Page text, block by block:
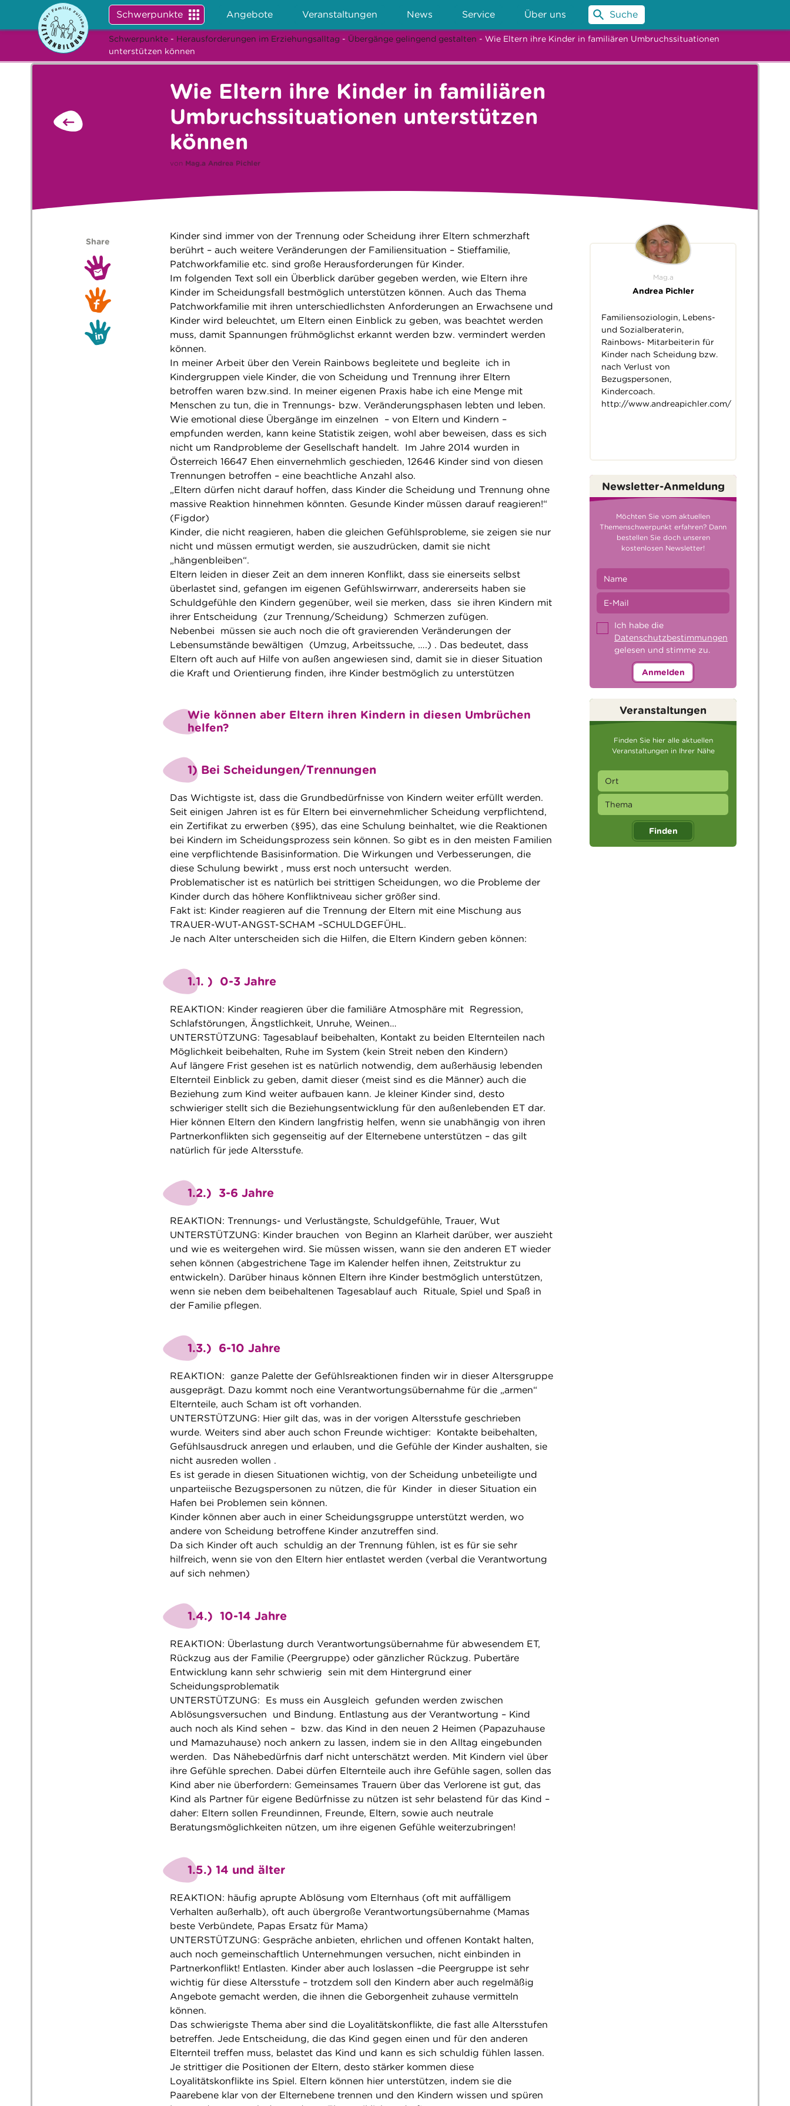
Schwerpunkte Angebote Veranstaltungen News Service Über uns Suche
Schwerpunkte - Herausforderungen im Erziehungsalltag - Übergänge gelingend gestalten - Wie Eltern ihre Kinder in familiären Umbruchssituationen
unterstützen können
Wie Eltern ihre Kinder in familiären
Umbruchssituationen unterstützen
können
von Mag.a Andrea Pichler
Kinder sind immer von der Trennung oder Scheidung ihrer Eltern schmerzhaft
berührt – auch weitere Veränderungen der Familiensituation – Stieffamilie,
Patchworkfamilie etc. sind große Herausforderungen für Kinder.
Im folgenden Text soll ein Überblick darüber gegeben werden, wie Eltern ihre
Kinder im Scheidungsfall bestmöglich unterstützen können. Auch das Thema
Patchworkfamilie mit ihren unterschiedlichsten Anforderungen an Erwachsene und
Kinder wird beleuchtet, um Eltern einen Einblick zu geben, was beachtet werden
muss, damit Spannungen frühmöglichst erkannt werden bzw. vermindert werden
können.
In meiner Arbeit über den Verein Rainbows begleitete und begleite ich in
Kindergruppen viele Kinder, die von Scheidung und Trennung ihrer Eltern
betroffen waren bzw.sind. In meiner eigenen Praxis habe ich eine Menge mit
Menschen zu tun, die in Trennungs- bzw. Veränderungsphasen lebten und leben.
Wie emotional diese Übergänge im einzelnen – von Eltern und Kindern –
empfunden werden, kann keine Statistik zeigen, wohl aber beweisen, dass es sich
nicht um Randprobleme der Gesellschaft handelt. Im Jahre 2014 wurden in
Österreich 16647 Ehen einvernehmlich geschieden, 12646 Kinder sind von diesen
Trennungen betroffen – eine beachtliche Anzahl also.
„Eltern dürfen nicht darauf hoffen, dass Kinder die Scheidung und Trennung ohne
massive Reaktion hinnehmen könnten. Gesunde Kinder müssen darauf reagieren!“
(Figdor)
Kinder, die nicht reagieren, haben die gleichen Gefühlsprobleme, sie zeigen sie nur
nicht und müssen ermutigt werden, sie auszudrücken, damit sie nicht
„hängenbleiben“.
Eltern leiden in dieser Zeit an dem inneren Konflikt, dass sie einerseits selbst
überlastet sind, gefangen im eigenen Gefühlswirrwarr, andererseits haben sie
Schuldgefühle den Kindern gegenüber, weil sie merken, dass sie ihren Kindern mit
ihrer Entscheidung (zur Trennung/Scheidung) Schmerzen zufügen.
Nebenbei müssen sie auch noch die oft gravierenden Veränderungen der
Lebensumstände bewältigen (Umzug, Arbeitssuche, ….) . Das bedeutet, dass
Eltern oft auch auf Hilfe von außen angewiesen sind, damit sie in dieser Situation
die Kraft und Orientierung finden, ihre Kinder bestmöglich zu unterstützen
Wie können aber Eltern ihren Kindern in diesen Umbrüchen
helfen?
1) Bei Scheidungen/Trennungen
Das Wichtigste ist, dass die Grundbedürfnisse von Kindern weiter erfüllt werden.
Seit einigen Jahren ist es für Eltern bei einvernehmlicher Scheidung verpflichtend,
ein Zertifikat zu erwerben (§95), das eine Schulung beinhaltet, wie die Reaktionen
bei Kindern im Scheidungsprozess sein können. So gibt es in den meisten Familien
eine verpflichtende Basisinformation. Die Wirkungen und Verbesserungen, die
diese Schulung bewirkt , muss erst noch untersucht werden.
Problematischer ist es natürlich bei strittigen Scheidungen, wo die Probleme der
Kinder durch das höhere Konfliktniveau sicher größer sind.
Fakt ist: Kinder reagieren auf die Trennung der Eltern mit eine Mischung aus
TRAUER-WUT-ANGST-SCHAM –SCHULDGEFÜHL.
Je nach Alter unterscheiden sich die Hilfen, die Eltern Kindern geben können:
1.1. ) 0-3 Jahre
REAKTION: Kinder reagieren über die familiäre Atmosphäre mit Regression,
Schlafstörungen, Ängstlichkeit, Unruhe, Weinen…
UNTERSTÜTZUNG: Tagesablauf beibehalten, Kontakt zu beiden Elternteilen nach
Möglichkeit beibehalten, Ruhe im System (kein Streit neben den Kindern)
Auf längere Frist gesehen ist es natürlich notwendig, dem außerhäusig lebenden
Elternteil Einblick zu geben, damit dieser (meist sind es die Männer) auch die
Beziehung zum Kind weiter aufbauen kann. Je kleiner Kinder sind, desto
schwieriger stellt sich die Beziehungsentwicklung für den außenlebenden ET dar.
Hier können Eltern den Kindern langfristig helfen, wenn sie unabhängig von ihren
Partnerkonflikten sich gegenseitig auf der Elternebene unterstützen – das gilt
natürlich für jede Altersstufe.
1.2.) 3-6 Jahre
REAKTION: Trennungs- und Verlustängste, Schuldgefühle, Trauer, Wut
UNTERSTÜTZUNG: Kinder brauchen von Beginn an Klarheit darüber, wer auszieht
und wie es weitergehen wird. Sie müssen wissen, wann sie den anderen ET wieder
sehen können (abgestrichene Tage im Kalender helfen ihnen, Zeitstruktur zu
entwickeln). Darüber hinaus können Eltern ihre Kinder bestmöglich unterstützen,
wenn sie neben dem beibehaltenen Tagesablauf auch Rituale, Spiel und Spaß in
der Familie pflegen.
1.3.) 6-10 Jahre
REAKTION: ganze Palette der Gefühlsreaktionen finden wir in dieser Altersgruppe
ausgeprägt. Dazu kommt noch eine Verantwortungsübernahme für die „armen“
Elternteile, auch Scham ist oft vorhanden.
UNTERSTÜTZUNG: Hier gilt das, was in der vorigen Altersstufe geschrieben
wurde. Weiters sind aber auch schon Freunde wichtiger: Kontakte beibehalten,
Gefühlsausdruck anregen und erlauben, und die Gefühle der Kinder aushalten, sie
nicht ausreden wollen .
Es ist gerade in diesen Situationen wichtig, von der Scheidung unbeteiligte und
unparteiische Bezugspersonen zu nützen, die für Kinder in dieser Situation ein
Hafen bei Problemen sein können.
Kinder können aber auch in einer Scheidungsgruppe unterstützt werden, wo
andere von Scheidung betroffene Kinder anzutreffen sind.
Da sich Kinder oft auch schuldig an der Trennung fühlen, ist es für sie sehr
hilfreich, wenn sie von den Eltern hier entlastet werden (verbal die Verantwortung
auf sich nehmen)
1.4.) 10-14 Jahre
REAKTION: Überlastung durch Verantwortungsübernahme für abwesendem ET,
Rückzug aus der Familie (Peergruppe) oder gänzlicher Rückzug. Pubertäre
Entwicklung kann sehr schwierig sein mit dem Hintergrund einer
Scheidungsproblematik
UNTERSTÜTZUNG: Es muss ein Ausgleich gefunden werden zwischen
Ablösungsversuchen und Bindung. Entlastung aus der Verantwortung – Kind
auch noch als Kind sehen – bzw. das Kind in den neuen 2 Heimen (Papazuhause
und Mamazuhause) noch ankern zu lassen, indem sie in den Alltag eingebunden
werden. Das Nähebedürfnis darf nicht unterschätzt werden. Mit Kindern viel über
ihre Gefühle sprechen. Dabei dürfen Elternteile auch ihre Gefühle sagen, sollen das
Kind aber nie überfordern: Gemeinsames Trauern über das Verlorene ist gut, das
Kind als Partner für eigene Bedürfnisse zu nützen ist sehr belastend für das Kind –
daher: Eltern sollen Freundinnen, Freunde, Eltern, sowie auch neutrale
Beratungsmöglichkeiten nützen, um ihre eigenen Gefühle weiterzubringen!
1.5.) 14 und älter
REAKTION: häufig aprupte Ablösung vom Elternhaus (oft mit auffälligem
Verhalten außerhalb), oft auch übergroße Verantwortungsübernahme (Mamas
beste Verbündete, Papas Ersatz für Mama)
UNTERSTÜTZUNG: Gespräche anbieten, ehrlichen und offenen Kontakt halten,
auch noch gemeinschaftlich Unternehmungen versuchen, nicht einbinden in
Partnerkonflikt! Entlasten. Kinder aber auch loslassen –die Peergruppe ist sehr
wichtig für diese Altersstufe – trotzdem soll den Kindern aber auch regelmäßig
Angebote gemacht werden, die ihnen die Geborgenheit zuhause vermitteln
können.
Das schwierigste Thema aber sind die Loyalitätskonflikte, die fast alle Altersstufen
betreffen. Jede Entscheidung, die das Kind gegen einen und für den anderen
Elternteil treffen muss, belastet das Kind und kann es sich schuldig fühlen lassen.
Je strittiger die Positionen der Eltern, desto stärker kommen diese
Loyalitätskonflikte ins Spiel. Eltern können hier unterstützen, indem sie die
Paarebene klar von der Elternebene trennen und den Kindern wissen und spüren
Share
Mag.a
Andrea Pichler
Familiensoziologin, Lebens-
und Sozialberaterin,
Rainbows- Mitarbeiterin für
Kinder nach Scheidung bzw.
nach Verlust von
Bezugspersonen,
Kindercoach.
http://www.andreapichler.com/
Newsletter-Anmeldung
Möchten Sie vom aktuellen
Themenschwerpunkt erfahren? Dann
bestellen Sie doch unseren
kostenlosen Newsletter!
Ich habe die
Datenschutzbestimmungen
gelesen und stimme zu.
Anmelden
Veranstaltungen
Finden Sie hier alle aktuellen
Veranstaltungen in Ihrer Nähe
Finden